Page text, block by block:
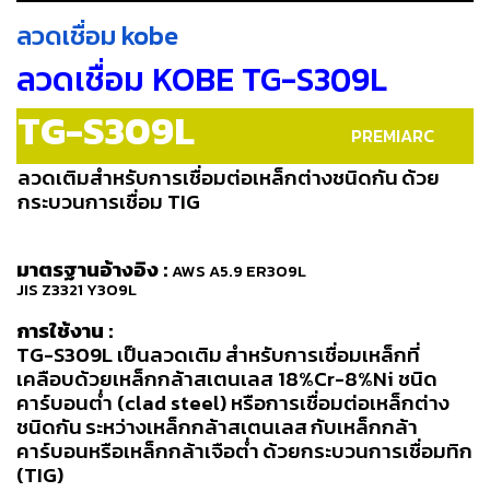
อุปกรณ์
เคมีภัณฑ์
สำหรับ
ช่าง
ลวด
เชื่อม
เชื่อม
เหล็ก
ลวดเชื่อม kobe
ลวดเชื่อม KOBE TG-S309L
TG-S309L PREMIARC
ลวดเติมสำหรับการเชื่อมต่อเหล็กต่างชนิดกันด้วย
กระบวนการเชื่อม TIG
มาตรฐานอ้างอิง:AWS A5.9 ER309L
JIS Z3321 Y309L
การใช้งาน :
TG-S309Lเป็นลวดเติมสำหรับการเชื่อมเหล็กที่
เคลือบด้วยเหล็กกล้าสเตนเลส 18%Cr-8%Niชนิด
คาร์บอนต่ำ (clad steel)หรือการเชื่อมต่อเหล็กต่าง
ชนิดกันระหว่างเหล็กกล้าสเตนเลสกับเหล็กกล้า
คาร์บอนหรือเหล็กกล้าเจือต่ำด้วยกระบวนการเชื่อมทิก
(TIG)